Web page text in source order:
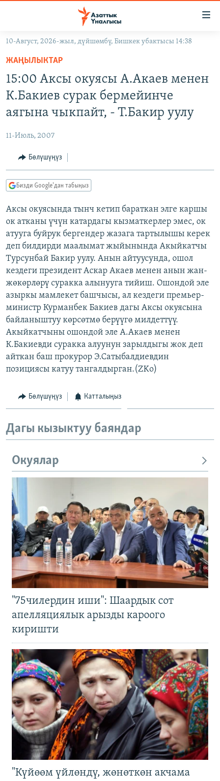
Навигацияга
өтүңүз
салыңыз
МАДАНИЯТ
ТВ ПРОГРАММАЛАР
БҮГҮН АЗАТТЫКТА
ДАНИСТЕ
ЭЖЕ-СИҢДИЛЕР
АЗАТТЫК+
ЫҢГАЙСЫЗ СУРООЛОР
ПОДКАСТ
ОНЛАЙН ШЕРИНЕ
ЭЕ/АРнун бардык сайттары
10-Август, 2026-жыл, дүйшөмбү, Бишкек убактысы 14:38
ЖАҢЫЛЫКТАР
15:00 Аксы окуясы А.Акаев менен
К.Бакиев сурак бермейинче
аягына чыкпайт, - Т.Бакир уулу
11-Июль, 2007
Бөлүшүңүз
Бизди Google'дан табыңыз
Аксы окуясында тынч кетип бараткан элге каршы
ок атканы үчүн катардагы кызматкерлер эмес, ок
атууга буйрук бергендер жазага тартылышы керек
деп билдирди маалымат жыйынында Акыйкатчы
Турсунбай Бакир уулу. Анын айтуусунда, ошол
кездеги президент Аскар Акаев менен анын жан-
жөкөрлөрү суракка алынууга тийиш. Ошондой эле
азыркы мамлекет башчысы, ал кездеги премьер-
министр Курманбек Бакиев дагы Аксы окуясына
байланыштуу көрсөтмө берүүгө милдеттүү.
Акыйкатчыны ошондой эле А.Акаев менен
К.Бакиевди суракка алуунун зарылдыгы жок деп
айткан баш прокурор Э.Сатыбалдиевдин
позициясы катуу тангалдырган.(ZKo)
Бөлүшүңүз Катталыңыз
Дагы кызыктуу баяндар
Окуялар
"75чилердин иши": Шаардык сот
апелляциялык арызды кароого
киришти
"Күйөөм үйлөндү, жөнөткөн акчама